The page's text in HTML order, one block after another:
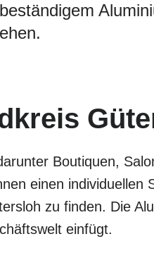
Boutiquen,
einen individuellen
zu finden. Die
einfügt.